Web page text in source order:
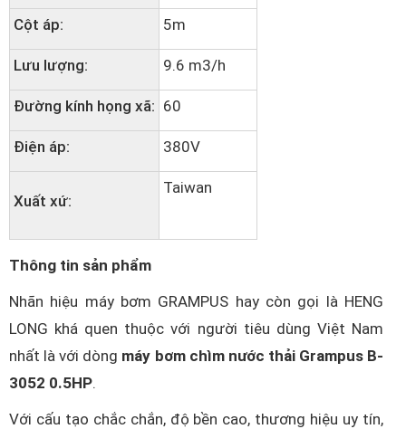
Cột áp: 5m
Lưu lượng: 9.6 m3/h
Đường kính họng xã: 60
Điện áp: 380V
Xuất xứ:
Taiwan
Thông tin sản phẩm
Nhãn hiệu máy bơm GRAMPUS hay còn gọi là HENG
LONG khá quen thuộc với người tiêu dùng Việt Nam
nhất là với dòng máy bơm chìm nước thải Grampus B-
3052 0.5HP.
Với cấu tạo chắc chắn, độ bền cao, thương hiệu uy tín,